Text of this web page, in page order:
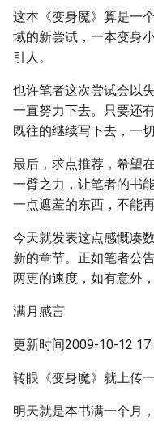
这本《变身魔》算是一
域的新尝试，一本变身
引人。
也许笔者这次尝试会以
一直努力下去。只要还
既往的继续写下去，一
最后，求点推荐，希望
一臂之力，让笔者的书
一点遮羞的东西，不能
今天就发表这点感慨凑
新的章节。正如笔者公
两更的速度，如有意外
满月感言
更新时间2009-10-12
转眼《变身魔》就上传一
明天就是本书满一个月